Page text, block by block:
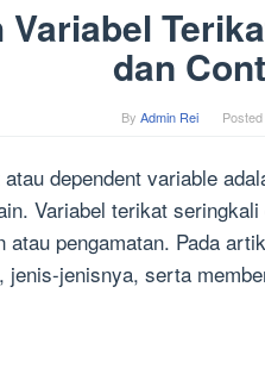
Variabel
dan
By Admin Rei
dependent variable
Variabel terikat
atau pengamatan. Pada
jenis-jenisnya, serta